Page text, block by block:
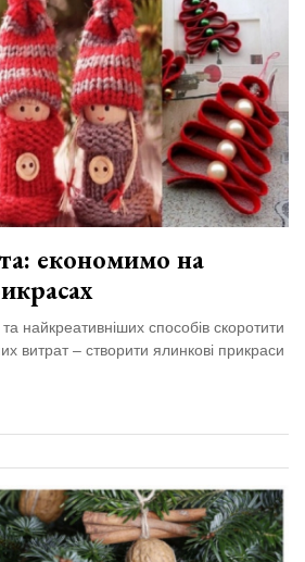
економимо на
найкреативніших способів скоротити
витрат – створити ялинкові прикраси